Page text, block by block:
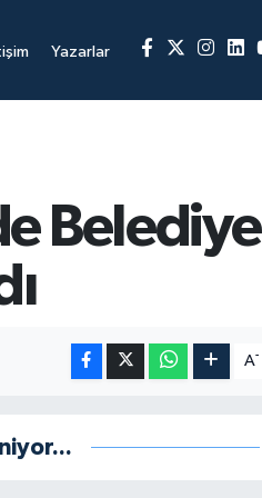
Yazarlar
Belediye
A-